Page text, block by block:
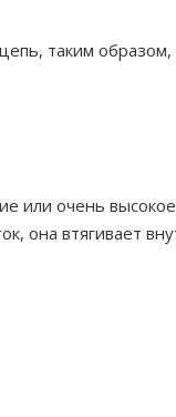
таким
или очень
она втягивает